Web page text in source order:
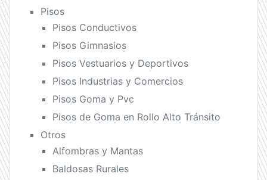
Pisos
Pisos Conductivos
Pisos Gimnasios
Pisos Vestuarios y Deportivos
Pisos Industrias y Comercios
Pisos Goma y Pvc
Pisos de Goma en Rollo Alto Tránsito
Otros
Alfombras y Mantas
Baldosas Rurales